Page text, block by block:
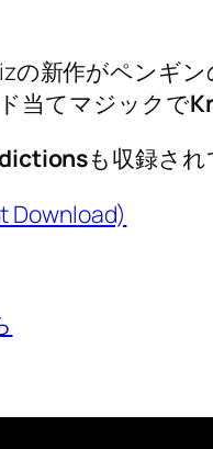
の新作がペンギ
当てマジックで
も収録され
Download)